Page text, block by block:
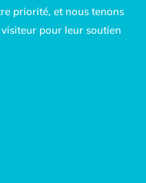
priorité, et nous tenons
pour leur soutien